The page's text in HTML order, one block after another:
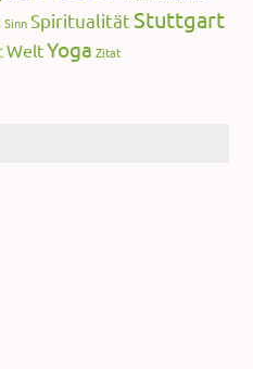
Sinn SpiritualitätStuttgart
WeltYoga Zitat